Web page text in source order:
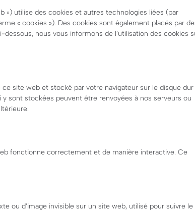
») utilise des cookies et autres technologies liées (par
« cookies »). Des cookies sont également placés par
nous vous informons de l’utilisation des cookies
site web et stocké par votre navigateur sur le disque dur
sont stockées peuvent être renvoyées à nos serveurs ou
fonctionne correctement et de manière interactive. Ce
ou d’image invisible sur un site web, utilisé pour suivre le